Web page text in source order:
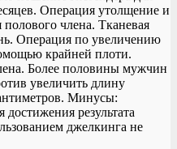
Операция утолщение и
члена. Тканевая
Операция по увеличению
крайней плоти.
Более половины мужчин
увеличить длину
Минусы:
результата
джелкинга не